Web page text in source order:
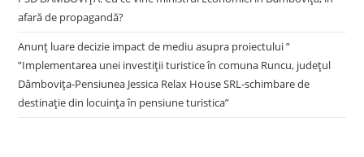
afară de propagandă?
Anunț luare decizie impact de mediu asupra proiectului ”
”Implementarea unei investiții turistice în comuna Runcu, județul
Dâmbovița-Pensiunea Jessica Relax House SRL-schimbare de
destinație din locuința în pensiune turistica”